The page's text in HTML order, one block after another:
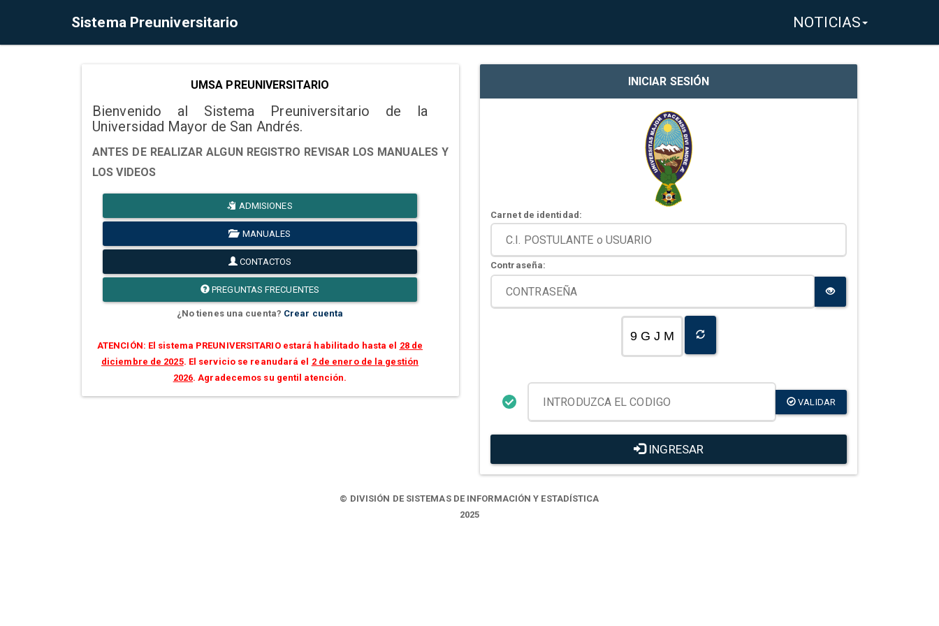
Sistema Preuniversitario NOTICIAS
UMSA PREUNIVERSITARIO
Bienvenido al Sistema Preuniversitario de la
Universidad Mayor de San Andrés.
ANTES DE REALIZAR ALGUN REGISTRO REVISAR LOS MANUALES Y
LOS VIDEOS
ADMISIONES
MANUALES
CONTACTOS
PREGUNTAS FRECUENTES
¿No tienes una cuenta? Crear cuenta
ATENCIÓN: El sistema PREUNIVERSITARIO estará habilitado hasta el 28 de
diciembre de 2025. El servicio se reanudará el 2 de enero de la gestión
2026. Agradecemos su gentil atención.
INICIAR SESIÓN
Carnet de identidad:
Contraseña:
9 G J M
VALIDAR
INGRESAR
© DIVISIÓN DE SISTEMAS DE INFORMACIÓN Y ESTADÍSTICA
2025